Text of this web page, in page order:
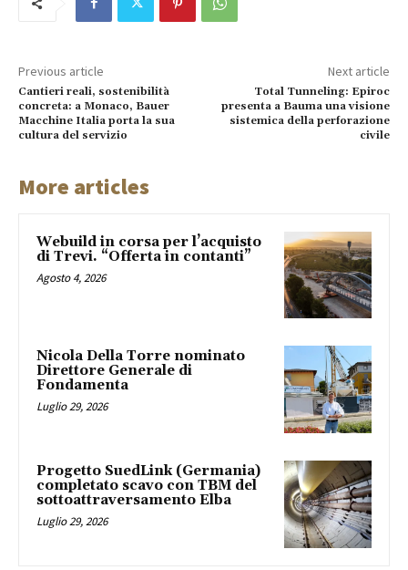
Previous article
Cantieri reali, sostenibilità
concreta: a Monaco, Bauer
Macchine Italia porta la sua
cultura del servizio
Next article
Total Tunneling: Epiroc
presenta a Bauma una visione
sistemica della perforazione
civile
More articles
Webuild in corsa per l’acquisto
di Trevi. “Offerta in contanti”
Agosto 4, 2026
Nicola Della Torre nominato
Direttore Generale di
Fondamenta
Luglio 29, 2026
Progetto SuedLink (Germania)
completato scavo con TBM del
sottoattraversamento Elba
Luglio 29, 2026